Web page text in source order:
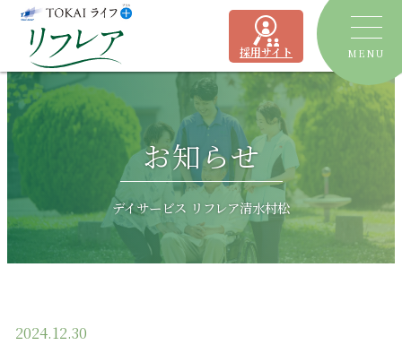
採用サイト MENU
トピックス
デイサービス
ショートステイ リフレア聖一色
有料老人ホーム リフレア上土
お知らせ
デイサービス リフレア清水村松
2024.12.30